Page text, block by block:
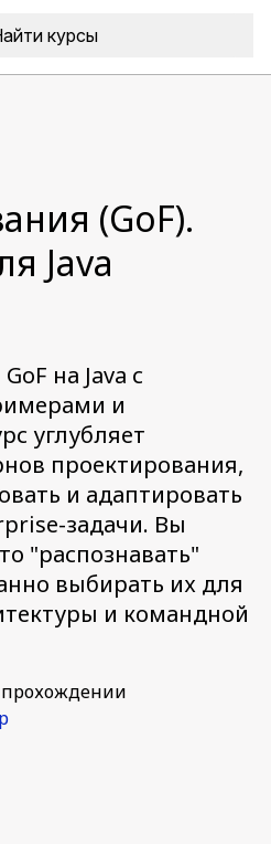
(GoF).
Java
на Java с
и
углубляет
проектирования,
и адаптировать
задачи. Вы
"распознавать"
выбирать их для
и командной
прохождении